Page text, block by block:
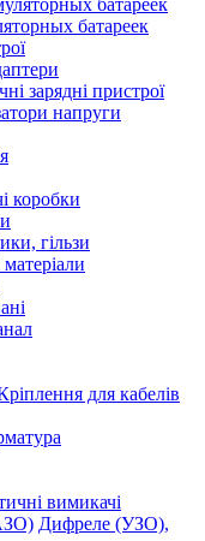
батареек
зарядні пристрої
напруги
коробки
гільзи
матеріали
для кабелів
вимикачі
Дифреле (УЗО),